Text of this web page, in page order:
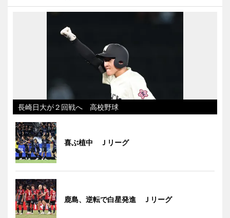
長崎日大が２回戦へ 高校野球
喜ぶ植中 Ｊリーグ
鹿島、逆転で白星発進 Ｊリーグ